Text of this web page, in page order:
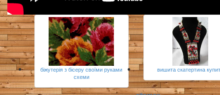
біжутерія з бісеру своїми руками
схеми
вишита скатертина